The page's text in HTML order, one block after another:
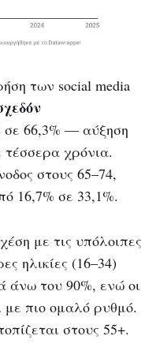
των social media
σε 66,3% — αύξηση
χρόνια.
στους 65–74,
16,7% σε 33,1%.
με τις υπόλοιπες
ηλικίες (16–34)
άνω του 90%, ενώ οι
με πιο ομαλό ρυθμό.
στους 55+.